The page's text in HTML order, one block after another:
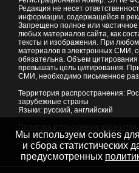
Редакция не несет
информации, содержащейся в
Запрещено полное или
любых материалов сайта, как
тексты и изображения. При
материалов в электронных СМИ,
обязательна. Объем
превышать цель цитирования.
СМИ, необходимо письменное
Территория распространения:
зарубежные страны
Языки: русский, английский
© 2007 - 2026Портал Читы и
Мы используем cookies
и сбора статистических
предусмотренных